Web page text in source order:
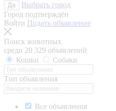
Да
Выбрать город
Город подтверждён
Войти Подать объявление
Поиск животных
среди 20 329 объявлений
Кошки
Собаки
Тип объявления
Все объявления